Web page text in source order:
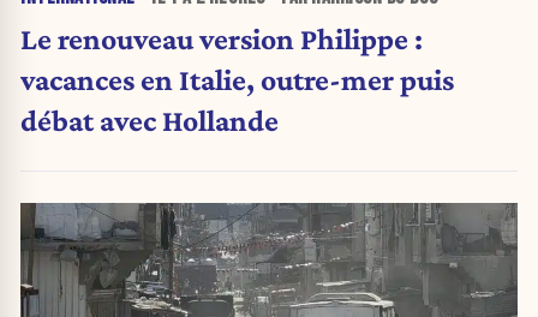
Le renouveau version Philippe :
vacances en Italie, outre-mer puis
débat avec Hollande